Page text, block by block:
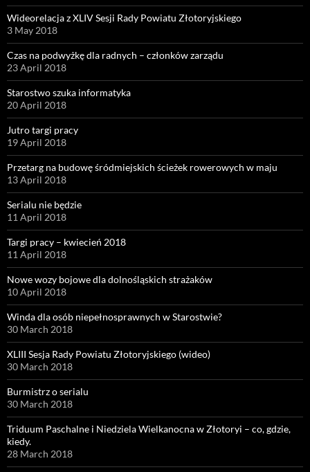
Wideorelacja z XLIV Sesji Rady Powiatu Złotoryjskiego
3 May 2018
Czas na podwyżkę dla radnych – członków zarządu
23 April 2018
Starostwo szuka informatyka
20 April 2018
Jutro targi pracy
19 April 2018
Przetarg na budowę śródmiejskich ścieżek rowerowych w maju
13 April 2018
Serialu nie będzie
11 April 2018
Targi pracy – kwiecień 2018
11 April 2018
Nowe wozy bojowe dla dolnośląskich strażaków
10 April 2018
Winda dla osób niepełnosprawnych w Starostwie?
30 March 2018
XLIII Sesja Rady Powiatu Złotoryjskiego (wideo)
30 March 2018
Burmistrz o serialu
30 March 2018
Triduum Paschalne i Niedziela Wielkanocna w Złotoryi – co, gdzie,
kiedy.
28 March 2018